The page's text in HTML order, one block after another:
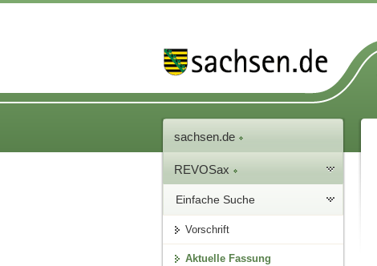
sachsen.de
REVOSax
Einfache Suche
Vorschrift
Aktuelle Fassung